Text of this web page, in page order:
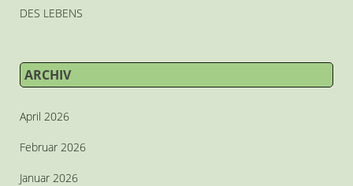
DES LEBENS
ARCHIV
April 2026
Februar 2026
Januar 2026